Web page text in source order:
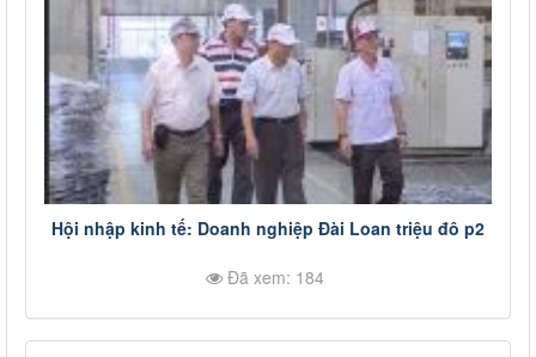
Hội nhập kinh tế: Doanh nghiệp Đài Loan triệu đô p2
Đã xem: 184